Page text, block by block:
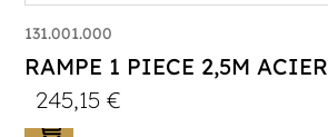
131.001.000
RAMPE 1 PIECE 2,5M ACIER
245,15€